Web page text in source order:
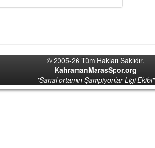
© 2005-26 Tüm Hakları Saklıdır.
KahramanMarasSpor.org
"Sanal ortamın Şampiyonlar Ligi Ekibi"